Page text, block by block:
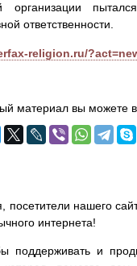
организации
ответственности.
religion.ru/
материал вы можете в
посетители нашего
интернета!
поддерживать и